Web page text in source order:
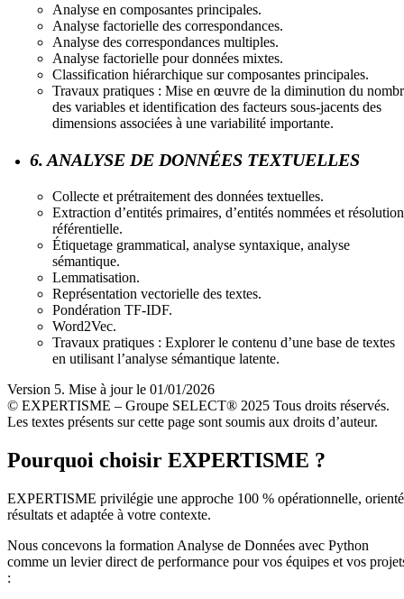
Analyse en composantes principales.
Analyse factorielle des correspondances.
Analyse des correspondances multiples.
Analyse factorielle pour données mixtes.
Classification hiérarchique sur composantes principales.
Travaux pratiques : Mise en œuvre de la diminution du
des variables et identification des facteurs sous-jacents des
dimensions associées à une variabilité importante.
6. ANALYSE DE DONNÉES TEXTUELLES
Collecte et prétraitement des données textuelles.
Extraction d’entités primaires, d’entités nommées et résolution
référentielle.
Étiquetage grammatical, analyse syntaxique, analyse
sémantique.
Lemmatisation.
Représentation vectorielle des textes.
Pondération TF-IDF.
Word2Vec.
Travaux pratiques : Explorer le contenu d’une base de textes
en utilisant l’analyse sémantique latente.
Version 5. Mise à jour le 01/01/2026
© EXPERTISME – Groupe SELECT® 2025 Tous droits réservés.
Les textes présents sur cette page sont soumis aux droits d’auteur.
Pourquoi choisir EXPERTISME ?
EXPERTISME privilégie une approche 100 % opérationnelle,
résultats et adaptée à votre contexte.
Nous concevons la formation Analyse de Données avec Python
comme un levier direct de performance pour vos équipes et vos
: